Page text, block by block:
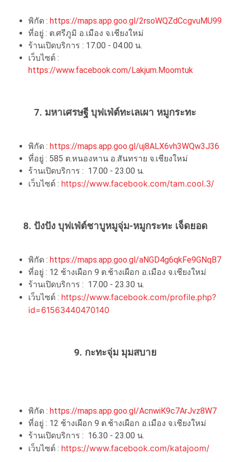
พิกัด : https://maps.app.goo.gl/2rsoWQZdCcgvuMU99
ที่อยู่ : ต.ศรีภูมิ อ.เมือง จ.เชียงใหม่
ร้านเปิดบริการ : 17.00 - 04.00 น.
เว็บไซต์ :
https://www.facebook.com/Lakjum.Moomtuk
7. มหาเศรษฐี บุฟเฟ่ต์ทะเลเผา หมูกระทะ
พิกัด : https://maps.app.goo.gl/uj8ALX6vh3WQw3J36
ที่อยู่ : 585 ต.หนองหาน อ.สันทราย จ.เชียงใหม่
ร้านเปิดบริการ : 17.00 - 23.00 น.
เว็บไซต์ : https://www.facebook.com/tam.cool.3/
8. ปังปัง บุฟเฟ่ต์ชาบูหมูจุ่ม-หมูกระทะ เจ็ดยอด
พิกัด : https://maps.app.goo.gl/aNGD4g6qkFe9GNqB7
ที่อยู่ : 12 ช้างเผือก 9 ต.ช้างเผือก อ.เมือง จ.เชียงใหม่
ร้านเปิดบริการ : 17.00 - 23.30 น.
เว็บไซต์ : https://www.facebook.com/profile.php?
id=61563440470140
9. กะทะจุ่ม มุมสบาย
พิกัด : https://maps.app.goo.gl/AcnwiK9c7ArJvz8W7
ที่อยู่ : 12 ช้างเผือก 9 ต.ช้างเผือก อ.เมือง จ.เชียงใหม่
ร้านเปิดบริการ : 16.30 - 23.00 น.
เว็บไซต์ : https://www.facebook.com/katajoom/